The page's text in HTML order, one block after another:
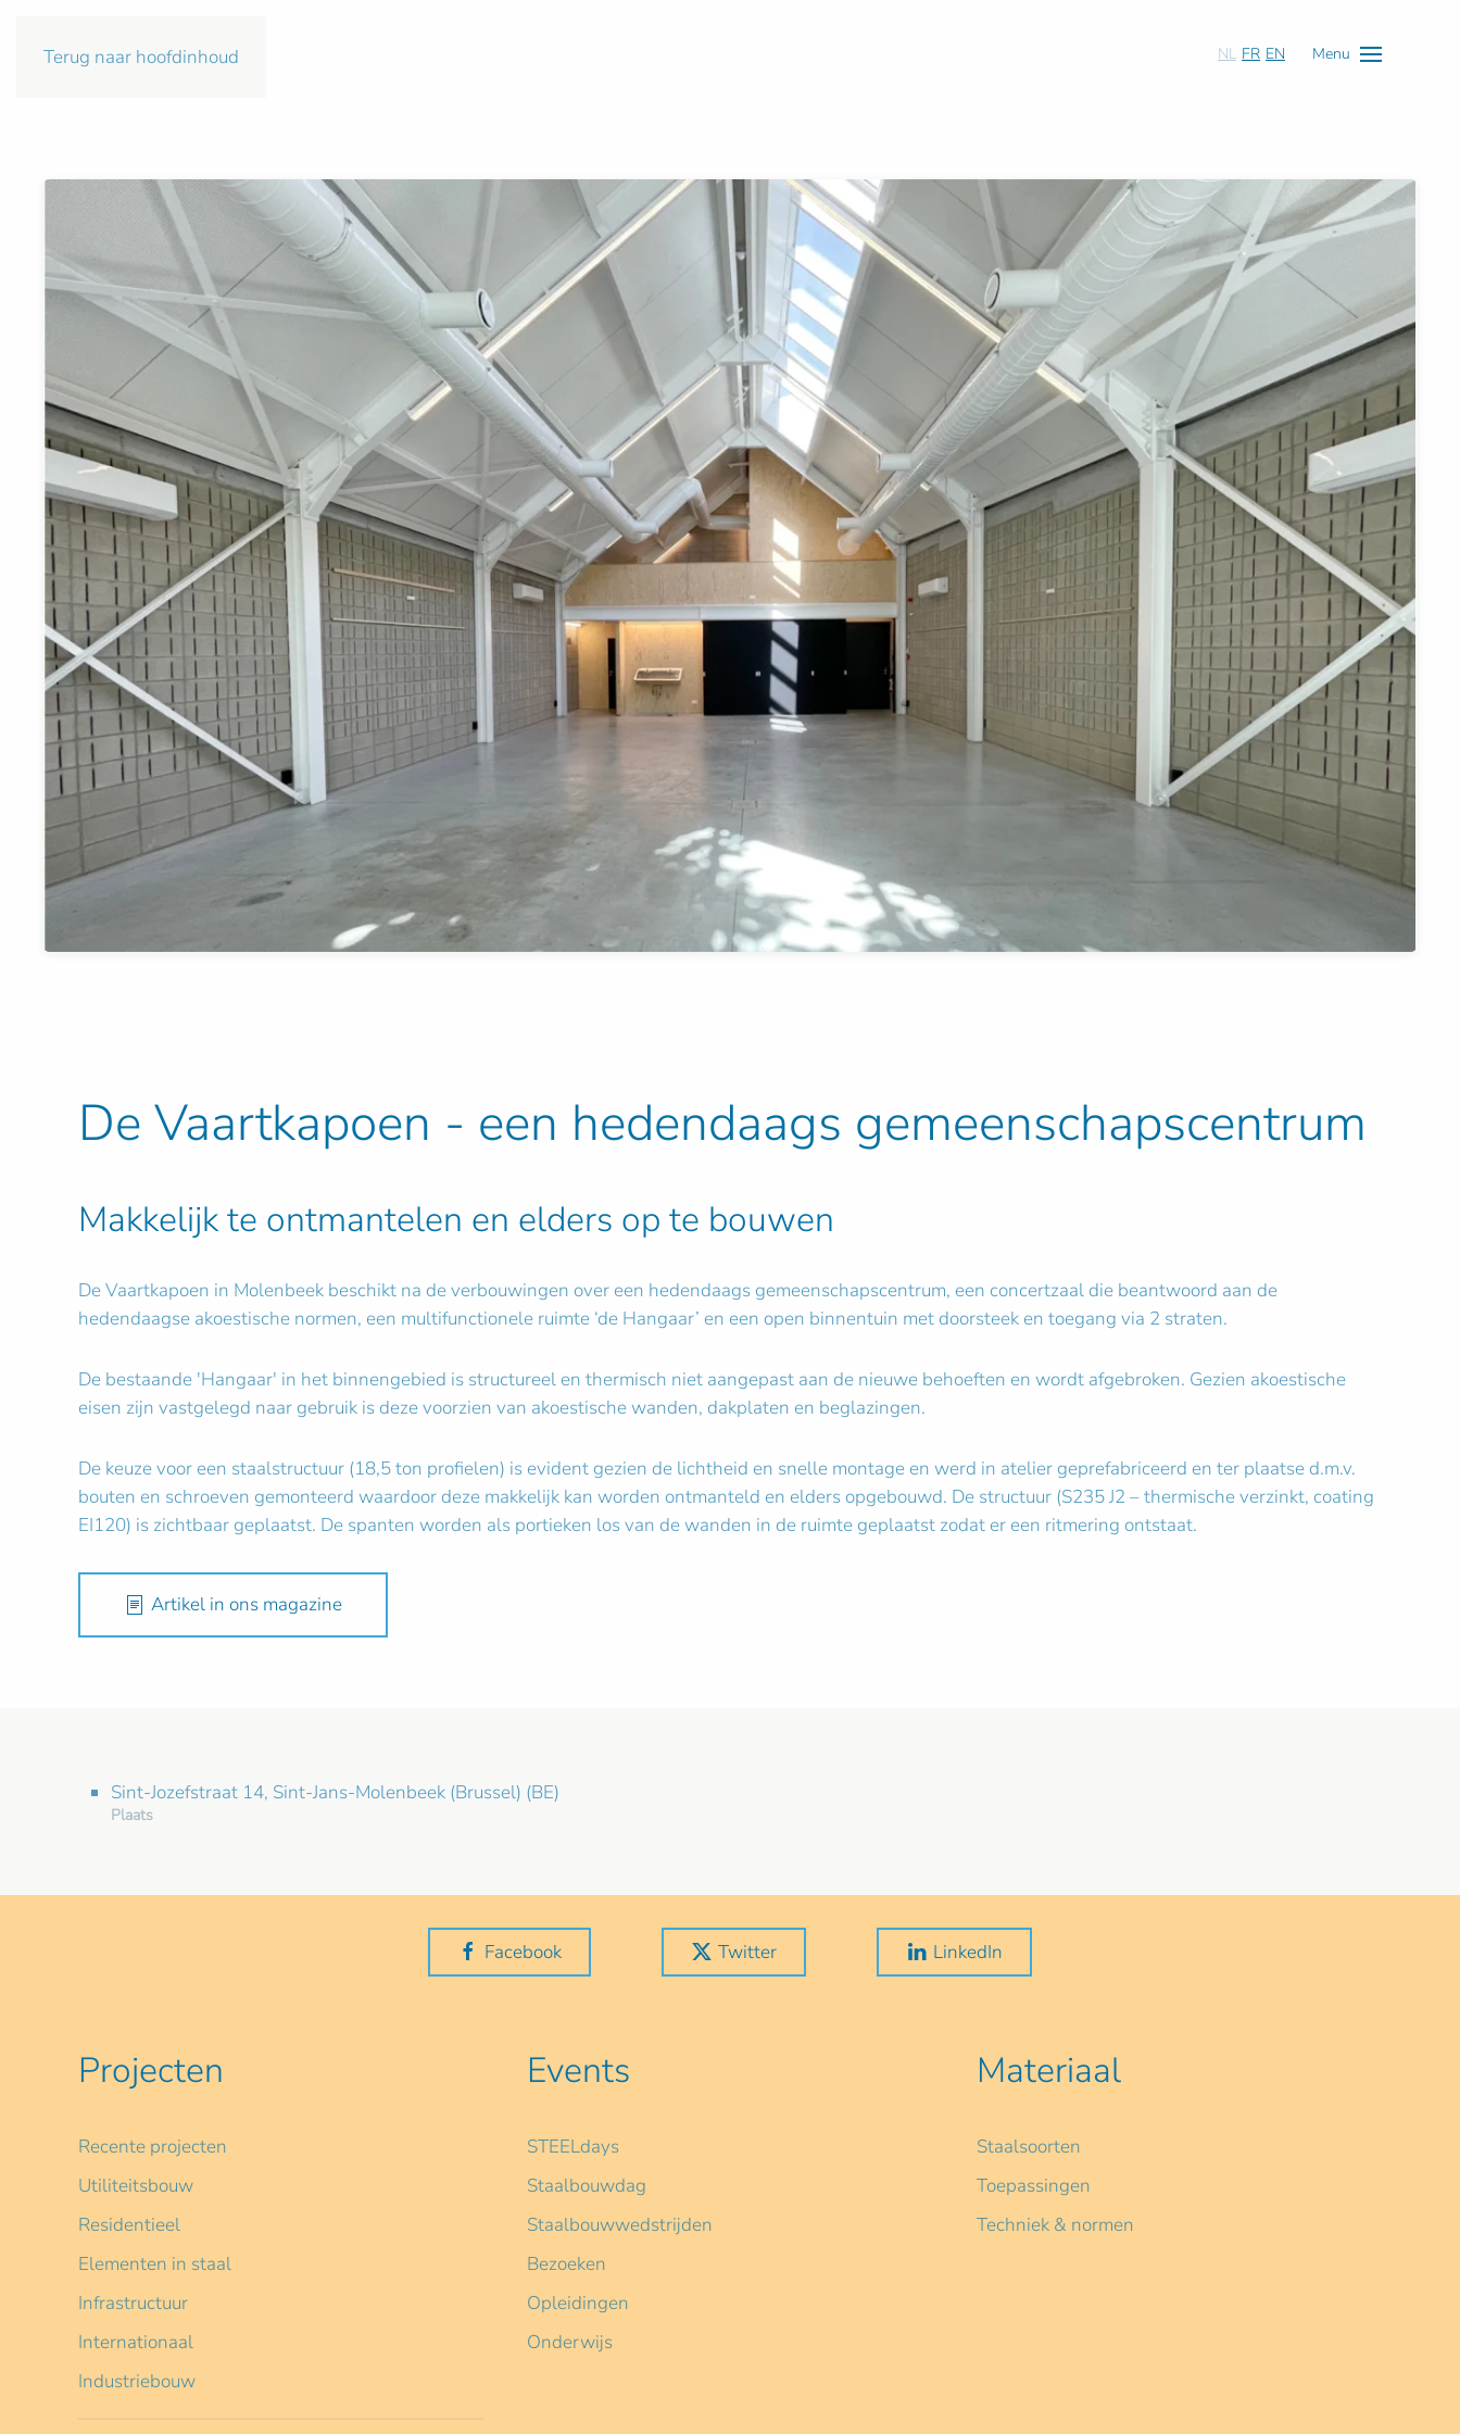
Terug naar hoofdinhoud NL FR EN Menu
De Vaartkapoen - een hedendaags gemeenschapscentrum
Makkelijk te ontmantelen en elders op te bouwen
De Vaartkapoen in Molenbeek beschikt na de verbouwingen over een hedendaags gemeenschapscentrum, een concertzaal die beantwoord aan de
hedendaagse akoestische normen, een multifunctionele ruimte ‘de Hangaar’ en een open binnentuin met doorsteek en toegang via 2 straten.
De bestaande 'Hangaar' in het binnengebied is structureel en thermisch niet aangepast aan de nieuwe behoeften en wordt afgebroken. Gezien akoestische
eisen zijn vastgelegd naar gebruik is deze voorzien van akoestische wanden, dakplaten en beglazingen.
De keuze voor een staalstructuur (18,5 ton profielen) is evident gezien de lichtheid en snelle montage en werd in atelier geprefabriceerd en ter plaatse d.m.v.
bouten en schroeven gemonteerd waardoor deze makkelijk kan worden ontmanteld en elders opgebouwd. De structuur (S235 J2 – thermische verzinkt, coating
EI120) is zichtbaar geplaatst. De spanten worden als portieken los van de wanden in de ruimte geplaatst zodat er een ritmering ontstaat.
Artikel in ons magazine
Sint-Jozefstraat 14, Sint-Jans-Molenbeek (Brussel) (BE)
Plaats
Facebook Twitter LinkedIn
Projecten
Recente projecten
Utiliteitsbouw
Residentieel
Elementen in staal
Infrastructuur
Internationaal
Industriebouw
Events
STEELdays
Staalbouwdag
Staalbouwwedstrijden
Bezoeken
Opleidingen
Onderwijs
Materiaal
Staalsoorten
Toepassingen
Techniek & normen